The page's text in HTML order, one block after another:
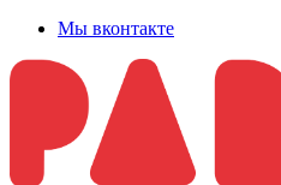
Мы вконтакте